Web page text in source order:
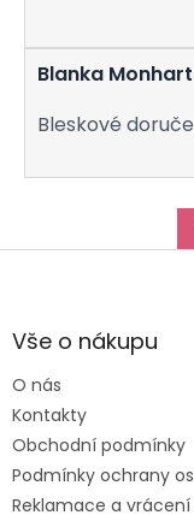
Blanka
Bleskové
Z
aVše o nákupu
O nás
Kontakty
Obchodní podmínky
Podmínky ochrany
Reklamace a vrácení